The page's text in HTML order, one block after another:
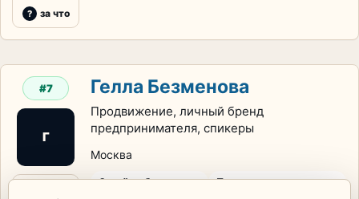
за что
#7
Г
Гелла Безменова
Продвижение, личный бренд
предпринимателя, спикеры
Москва
Онлайн-образование
Продюсирование курсов